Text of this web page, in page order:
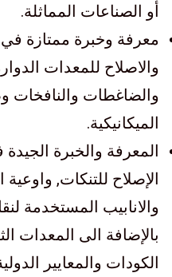
أو الصناعات المماثلة.
معرفة وخبرة ممتازة في
والاصلاح للمعدات
والضاغطات والنافخات
الميكانيكية.
المعرفة والخبرة
الإصلاح للتنكات, واوعية
والانابيب المستخدمة
بالإضافة الى المعدات
الكودات والمعايير